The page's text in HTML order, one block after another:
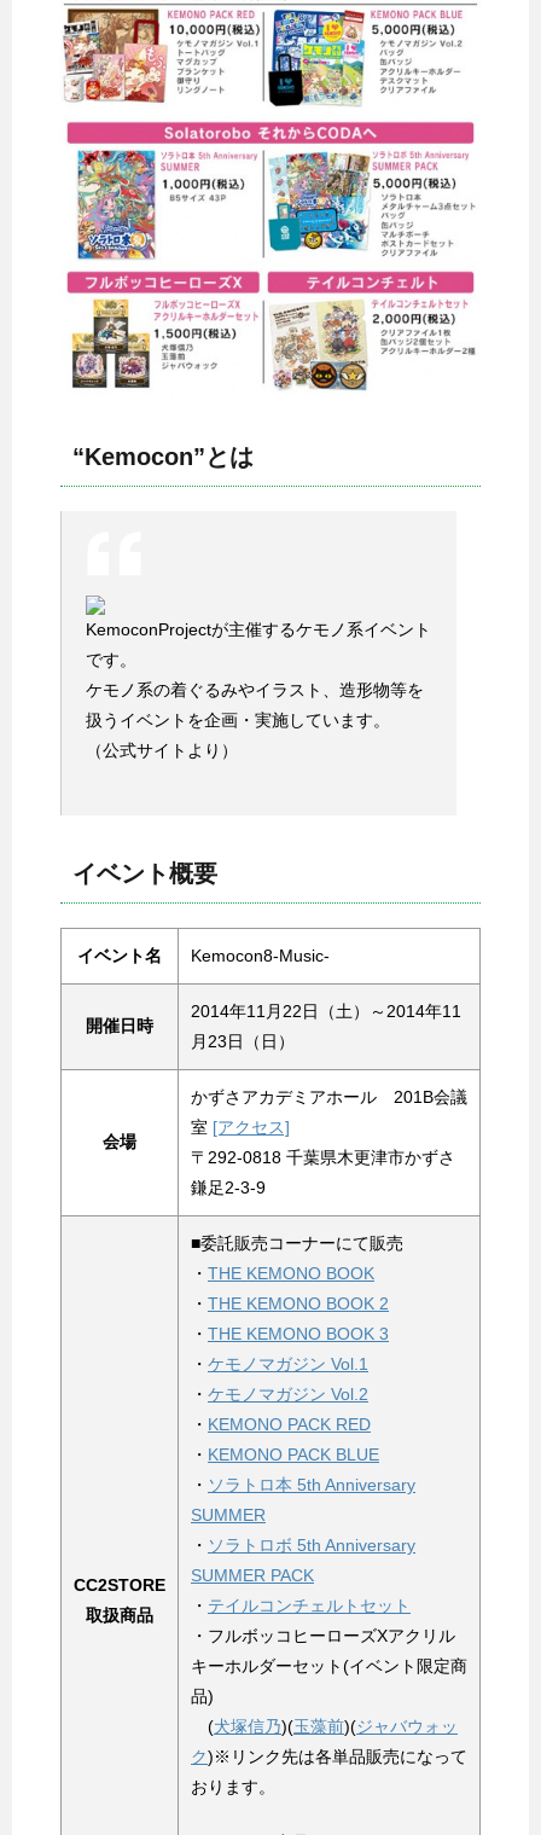
“Kemocon”とは
KemoconProjectが主催するケモノ系イベント
です。
ケモノ系の着ぐるみやイラスト、造形物等を
扱うイベントを企画・実施しています。
（公式サイトより）
イベント概要
イベント名 Kemocon8-Music-
開催日時
2014年11月22日（土）～2014年11
月23日（日）
会場
かずさアカデミアホール 201B会議
室 [アクセス]
〒292-0818 千葉県木更津市かずさ
鎌足2-3-9
CC2STORE
取扱商品
■委託販売コーナーにて販売
・ THE KEMONO BOOK
・ THE KEMONO BOOK 2
・ THE KEMONO BOOK 3
・ ケモノマガジン Vol.1
・ ケモノマガジン Vol.2
・ KEMONO PACK RED
・ KEMONO PACK BLUE
・ ソラトロ本 5th Anniversary
SUMMER
・ ソラトロボ 5th Anniversary
SUMMER PACK
・ テイルコンチェルトセット
・フルボッコヒーローズXアクリル
キーホルダーセット(イベント限定商
品)
(犬塚信乃)(玉藻前)(ジャバウォッ
ク)※リンク先は各単品販売になって
おります。